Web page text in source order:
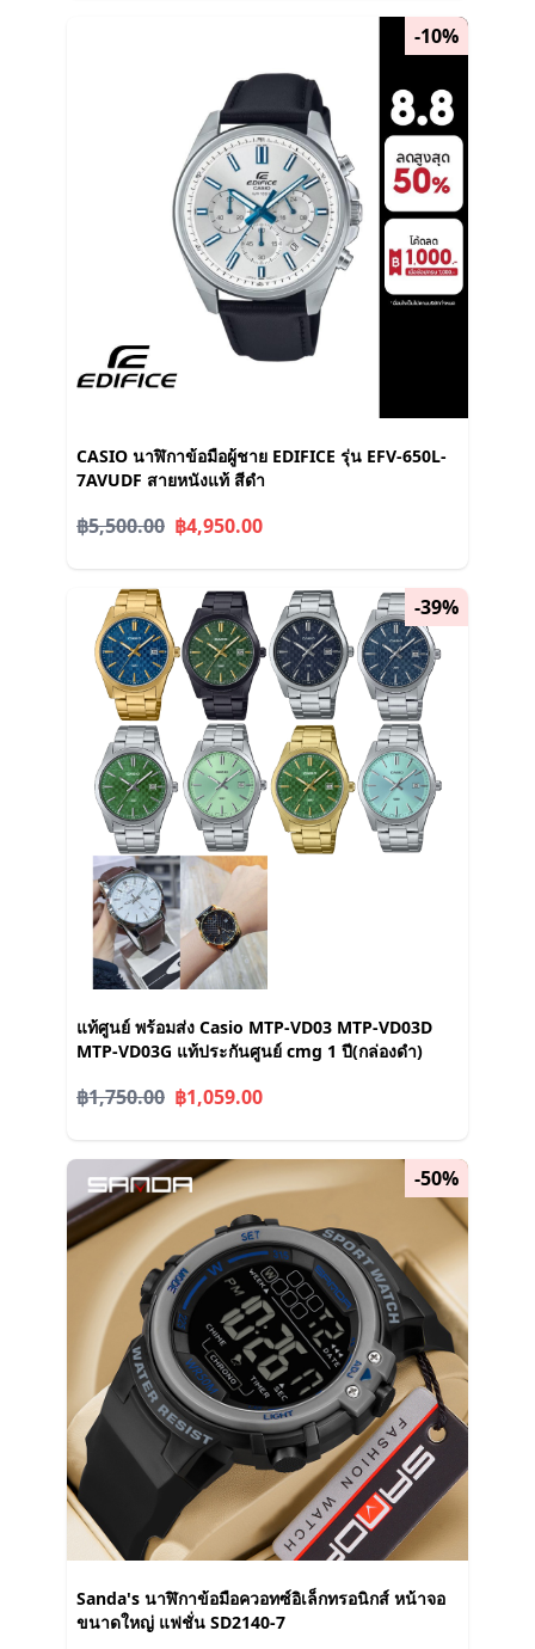
-10%
CASIO นาฬิกาข้อมือผู้ชาย EDIFICE รุ่น EFV-650L-
7AVUDF สายหนังแท้ สีดำ
฿5,500.00 ฿4,950.00
-39%
แท้ศูนย์ พร้อมส่ง Casio MTP-VD03 MTP-VD03D
MTP-VD03G แท้ประกันศูนย์ cmg 1 ปี(กล่องดำ)
฿1,750.00 ฿1,059.00
-50%
Sanda's นาฬิกาข้อมือควอทซ์อิเล็กทรอนิกส์ หน้าจอ
ขนาดใหญ่ แฟชั่น SD2140-7